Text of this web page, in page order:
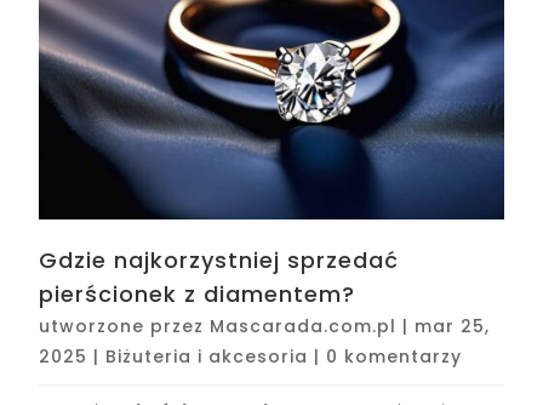
Gdzie najkorzystniej sprzedać
pierścionek z diamentem?
utworzone przez Mascarada.com.pl | mar 25,
2025 | Biżuteria i akcesoria | 0 komentarzy